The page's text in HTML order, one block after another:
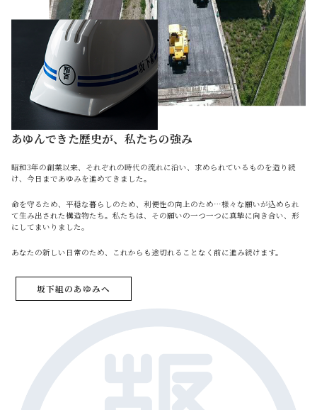
あゆんできた歴史が、私たちの強み
昭和3年の創業以来、それぞれの時代の流れに沿い、求められているものを造り続
け、今日まであゆみを進めてきました。
命を守るため、平穏な暮らしのため、利便性の向上のため…様々な願いが込められ
て生み出された構造物たち。私たちは、その願いの一つ一つに真摯に向き合い、形
にしてまいりました。
あなたの新しい日常のため、これからも途切れることなく前に進み続けます。
坂下組のあゆみへ